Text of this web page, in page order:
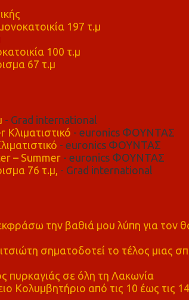
197 τ.μ
100 τ.μ
67 τ.μ
- Grad international
- euronics ΦΟΥΝΤΑΣ
- euronics ΦΟΥΝΤΑΣ
– Summer- euronics ΦΟΥΝΤΑΣ
76 τ.μ, - Grad international
την βαθιά μου λύπη για τον
σηματοδοτεί το τέλος μιας
πυρκαγιάς σε όλη τη Λακωνία
Κολυμβητήριο από τις 10 έως τις